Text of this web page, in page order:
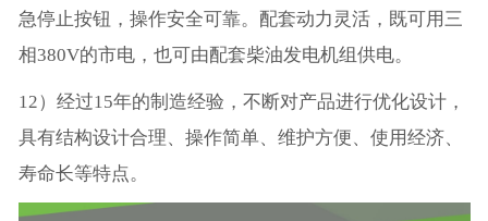
急停止按钮，操作安全可靠。配套动力灵活，既可用三
相380V的市电，也可由配套柴油发电机组供电。
12）经过15年的制造经验，不断对产品进行优化设计，
具有结构设计合理、操作简单、维护方便、使用经济、
寿命长等特点。